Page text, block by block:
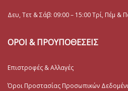
Δευ, Τετ & Σάβ: 09:00 – 15:00 Τρί, Πέμ &
ΟΡΟΙ & ΠΡΟΥΠΟΘΕΣΕΙΣ
Επιστροφές & Αλλαγές
Όροι Προστασίας Προσωπικών